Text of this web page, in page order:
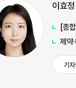
이효
[종
제약
기